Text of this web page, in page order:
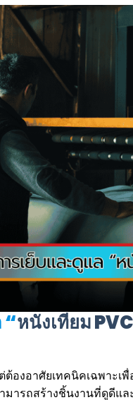
“หนังเทียม PVC
ต้องอาศัยเทคนิคเฉพาะ
ารถสร้างชิ้นงานที่ดูดีแล